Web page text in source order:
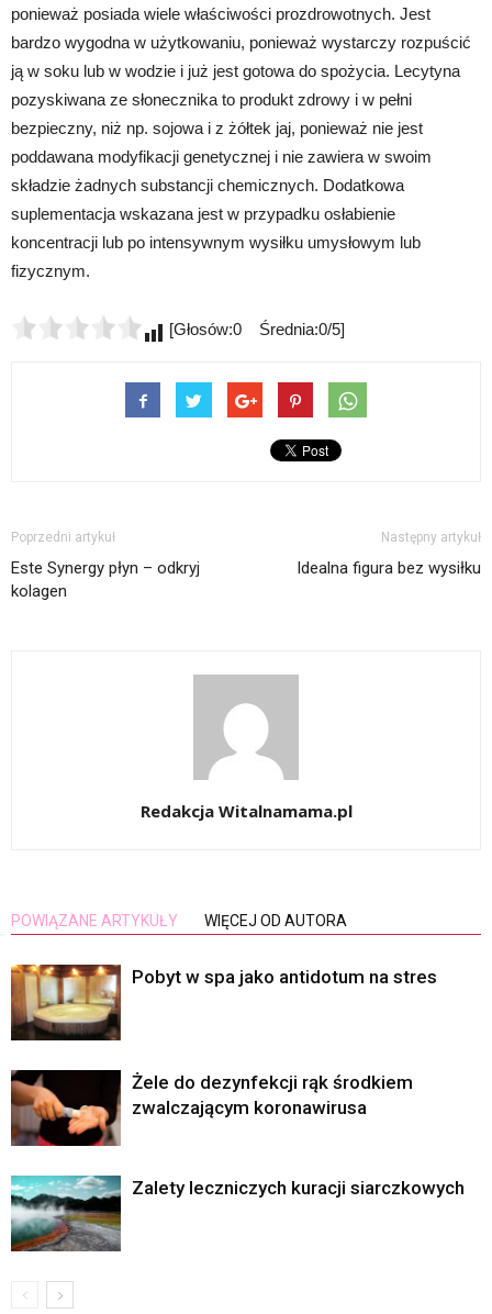
ponieważ posiada wiele właściwości prozdrowotnych. Jest
bardzo wygodna w użytkowaniu, ponieważ wystarczy rozpuścić
ją w soku lub w wodzie i już jest gotowa do spożycia. Lecytyna
pozyskiwana ze słonecznika to produkt zdrowy i w pełni
bezpieczny, niż np. sojowa i z żółtek jaj, ponieważ nie jest
poddawana modyfikacji genetycznej i nie zawiera w swoim
składzie żadnych substancji chemicznych. Dodatkowa
suplementacja wskazana jest w przypadku osłabienie
koncentracji lub po intensywnym wysiłku umysłowym lub
fizycznym.
[Głosów:0 Średnia:0/5]
Poprzedni artykuł
Este Synergy płyn – odkryj
kolagen
Następny artykuł
Idealna figura bez wysiłku
Redakcja Witalnamama.pl
POWIĄZANE ARTYKUŁY WIĘCEJ OD AUTORA
Pobyt w spa jako antidotum na stres
Żele do dezynfekcji rąk środkiem
zwalczającym koronawirusa
Zalety leczniczych kuracji siarczkowych